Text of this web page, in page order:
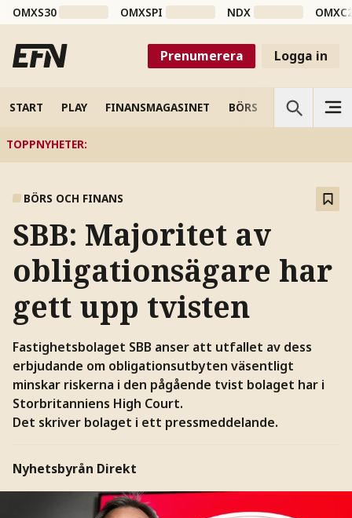
OMXS30 OMXSPI NDX
Prenumerera Logga in
START PLAY FINANSMAGASINET BÖRS VETENSKAP
TOPPNYHETER:
BÖRS OCH FINANS
SBB: Majoritet av
obligationsägare har
gett upp tvisten
Fastighetsbolaget SBB anser att utfallet av dess
erbjudande om obligationsutbyten väsentligt
minskar riskerna i den pågående tvist bolaget har i
Storbritanniens High Court.
Det skriver bolaget i ett pressmeddelande.
Nyhetsbyrån Direkt